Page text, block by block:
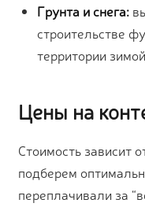
Грунта и снега:
строительстве
территории
Цены на
Стоимость зависит
подберем
переплачивали за